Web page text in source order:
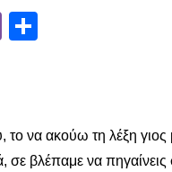
Viber
ακούω τη λέξη γιος
βλέπαμε να